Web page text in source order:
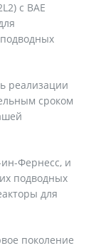
с BAE
реализации
сроком
Фернесс, и
подводных
для
поколение